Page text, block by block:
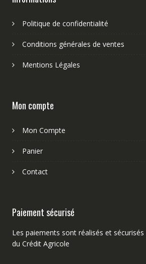
Politique de confidentialité
Conditions générales de ventes
Mentions Légales
Mon compte
Mon Compte
Panier
Contact
Paiement sécurisé
Les paiements sont réalisés et sécurisés
du Crédit Agricole